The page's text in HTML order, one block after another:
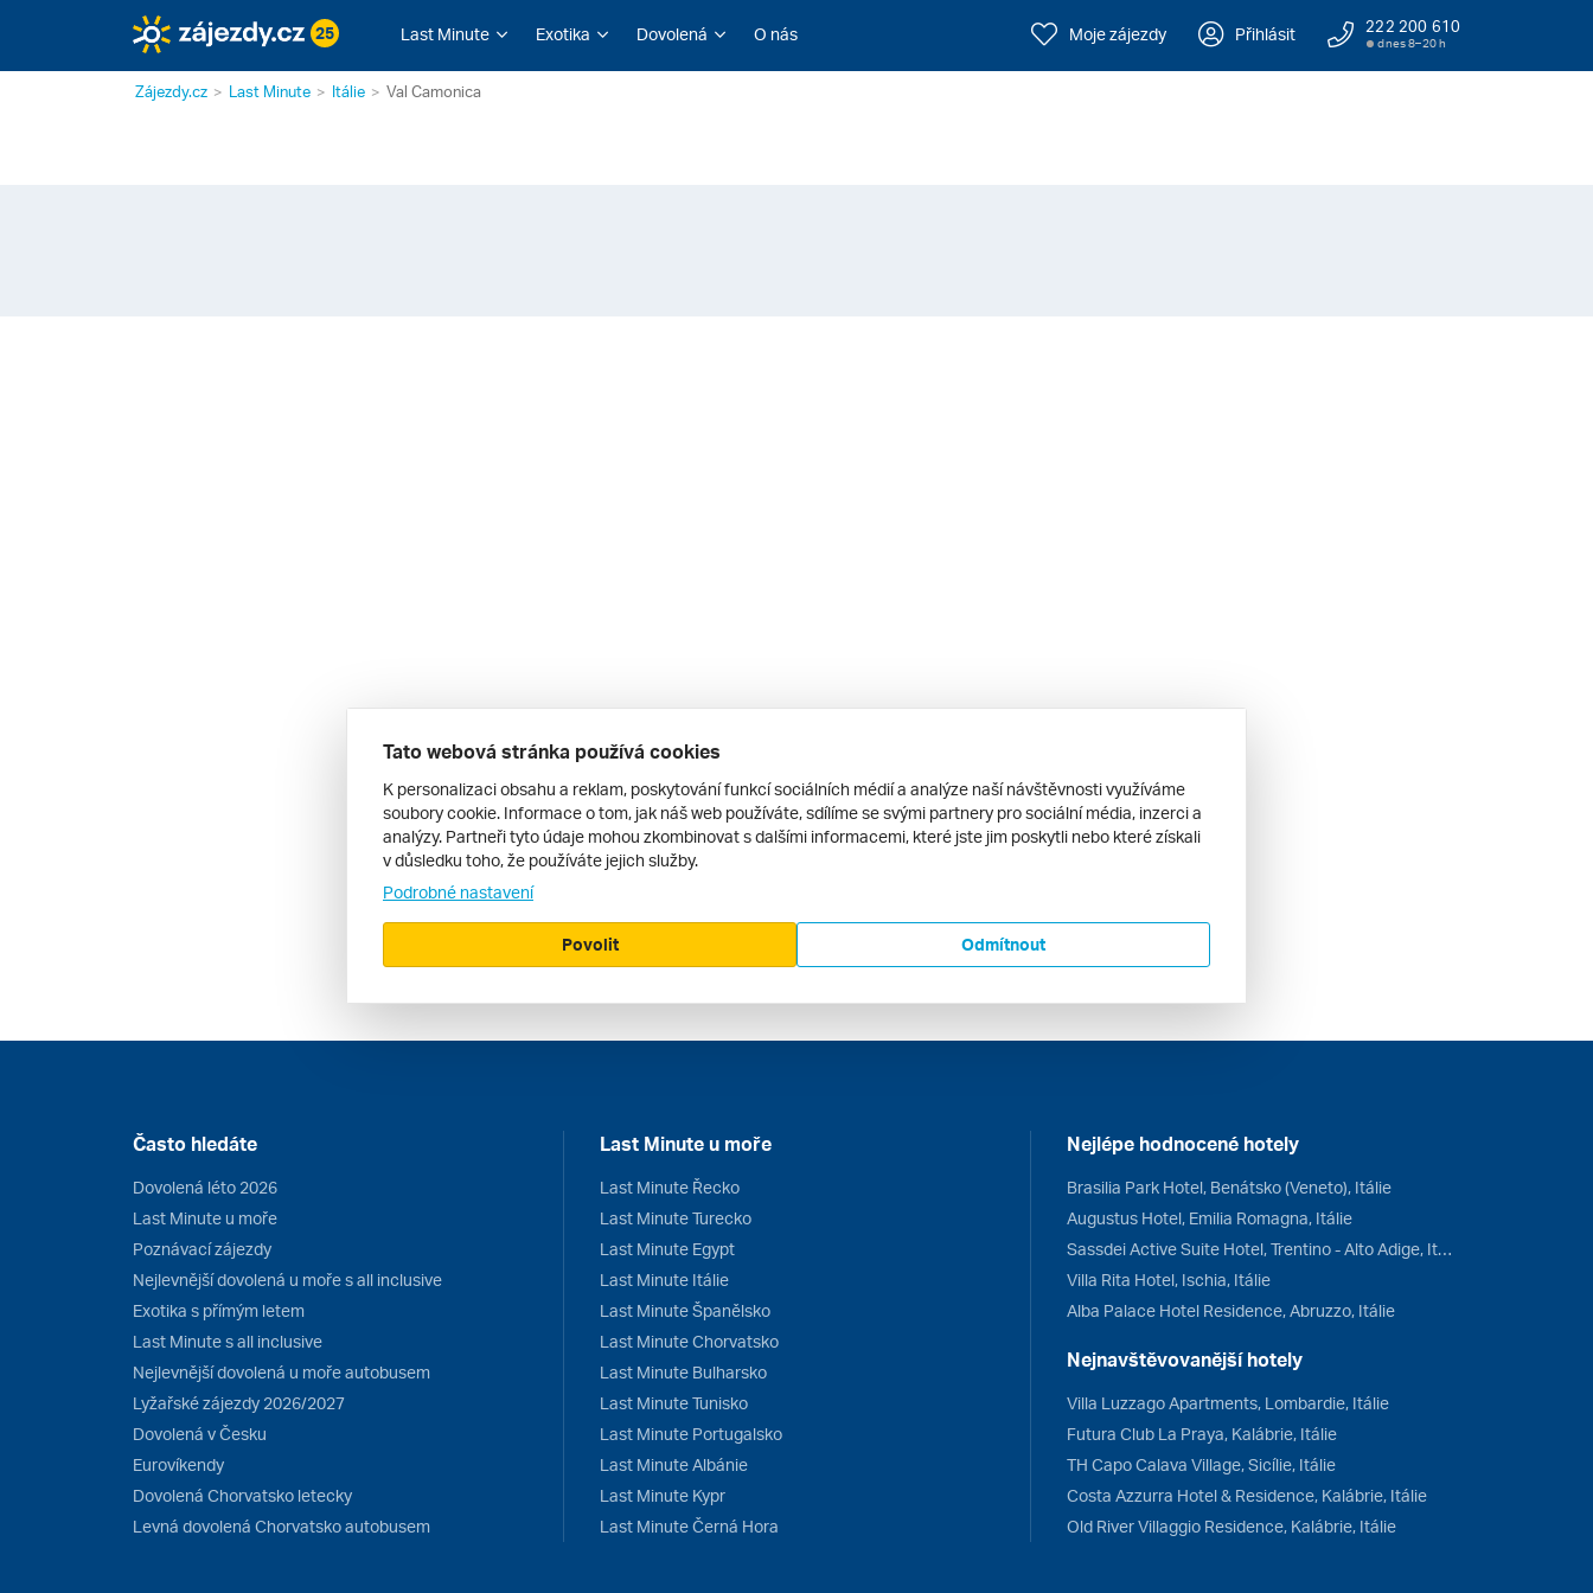
25 Last Minute Exotika Dovolená O nás Moje zájezdy Přihlásit 222 200 610
dnes 8–20 h
Zájezdy.cz Last Minute Itálie Val Camonica
Často hledáte
Dovolená léto 2026
Last Minute u moře
Poznávací zájezdy
Nejlevnější dovolená u moře s all inclusive
Exotika s přímým letem
Last Minute s all inclusive
Nejlevnější dovolená u moře autobusem
Lyžařské zájezdy 2026/2027
Dovolená v Česku
Eurovíkendy
Dovolená Chorvatsko letecky
Levná dovolená Chorvatsko autobusem
Last Minute u moře
Last Minute Řecko
Last Minute Turecko
Last Minute Egypt
Last Minute Itálie
Last Minute Španělsko
Last Minute Chorvatsko
Last Minute Bulharsko
Last Minute Tunisko
Last Minute Portugalsko
Last Minute Albánie
Last Minute Kypr
Last Minute Černá Hora
Nejlépe hodnocené hotely
Brasilia Park Hotel, Benátsko (Veneto), Itálie
Augustus Hotel, Emilia Romagna, Itálie
Sassdei Active Suite Hotel, Trentino - Alto Adige, Itálie
Villa Rita Hotel, Ischia, Itálie
Alba Palace Hotel Residence, Abruzzo, Itálie
Nejnavštěvovanější hotely
Villa Luzzago Apartments, Lombardie, Itálie
Futura Club La Praya, Kalábrie, Itálie
TH Capo Calava Village, Sicílie, Itálie
Costa Azzurra Hotel & Residence, Kalábrie, Itálie
Old River Villaggio Residence, Kalábrie, Itálie
Tato webová stránka používá cookies
K personalizaci obsahu a reklam, poskytování funkcí sociálních médií a analýze naší návštěvnosti využíváme
soubory cookie. Informace o tom, jak náš web používáte, sdílíme se svými partnery pro sociální média, inzerci a
analýzy. Partneři tyto údaje mohou zkombinovat s dalšími informacemi, které jste jim poskytli nebo které získali
v důsledku toho, že používáte jejich služby.
Podrobné nastavení
Odmítnout
Povolit